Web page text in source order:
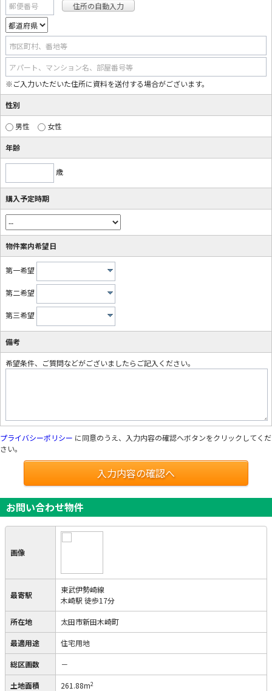
郵便番号
市区町村、番地等
アパート、マンション名、部屋番号等
※ご入力いただいた住所に資料を送付する場合がございます。
性別
男性 女性
年齢
歳
購入予定時期
物件案内希望日
第一希望
第二希望
第三希望
備考
希望条件、ご質問などがございましたらご記入ください。
プライバシーポリシー に同意のうえ、入力内容の確認へボタンをクリックしてくだ
さい。
入力内容の確認へ
お問い合わせ物件
画像
最寄駅
東武伊勢崎線
木崎駅 徒歩17分
所在地 太田市新田木崎町
最適用途 住宅用地
総区画数 －
土地面積 261.88m2